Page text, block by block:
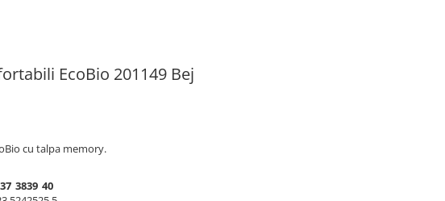
EcoBio 201149 Bej
cu talpa memory.
37 3839 40